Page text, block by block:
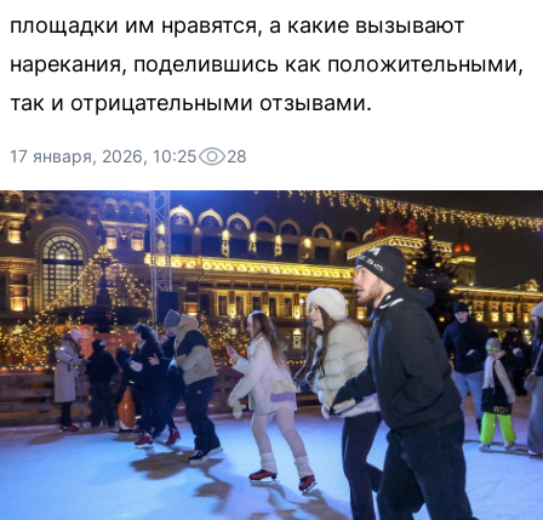
площадки им нравятся, а какие вызывают
нарекания, поделившись как положительными,
так и отрицательными отзывами.
17 января, 2026, 10:25 28